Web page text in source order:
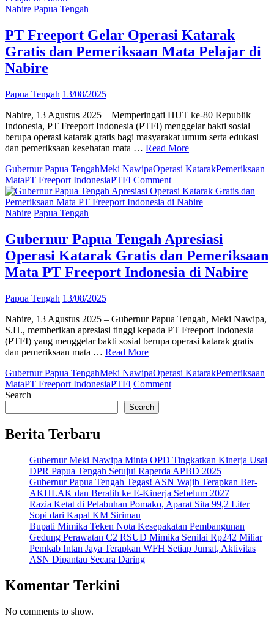
Nabire Papua Tengah
PT Freeport Gelar Operasi Katarak
Gratis dan Pemeriksaan Mata Pelajar di
Nabire
Papua Tengah 13/08/2025
Nabire, 13 Agustus 2025 – Memperingati HUT ke-80 Republik
Indonesia, PT Freeport Indonesia (PTFI) menggelar bakti sosial
berupa operasi katarak gratis bagi masyarakat umum serta edukasi
dan pemeriksaan kesehatan mata … Read More
Gubernur Papua TengahMeki NawipaOperasi KatarakPemeriksaan
MataPT Freeport IndonesiaPTFI Commenton
PT
Freeport
Katarak
Gratis
dan
Pemeriksaan
Mata
Nabire Papua Tengah
Gubernur Papua Tengah Apresiasi
Operasi Katarak Gratis dan Pemeriksaan
Mata PT Freeport Indonesia di Nabire
Papua Tengah 13/08/2025
Nabire, 13 Agustus 2025 – Gubernur Papua Tengah, Meki Nawipa,
S.H., memberikan apresiasi tinggi kepada PT Freeport Indonesia
(PTFI) yang menggelar bakti sosial berupa operasi katarak gratis
dan pemeriksaan mata … Read More
Gubernur Papua TengahMeki NawipaOperasi KatarakPemeriksaan
MataPT Freeport IndonesiaPTFI Commenton
Gratis
dan
Pemeriksaan
Mata
PT
Indonesia
di
Nabire
Search
Search
Berita Terbaru
Gubernur Meki Nawipa Minta OPD Tingkatkan Kinerja Usai
DPR Papua Tengah Setujui Raperda APBD 2025
Gubernur Papua Tengah Tegas! ASN Wajib Terapkan Ber-
AKHLAK dan Beralih ke E-Kinerja Sebelum 2027
Razia Ketat di Pelabuhan Pomako, Aparat Sita 99,2 Liter
Sopi dari Kapal KM Sirimau
Bupati Mimika Teken Nota Kesepakatan Pembangunan
Gedung Perawatan C2 RSUD Mimika Senilai Rp242 Miliar
Pemkab Intan Jaya Terapkan WFH Setiap Jumat, Aktivitas
ASN Dipantau Secara Daring
Komentar Terkini
No comments to show.